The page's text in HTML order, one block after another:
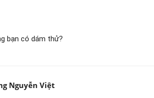
bạn có dám thử?
Nguyễn Việt